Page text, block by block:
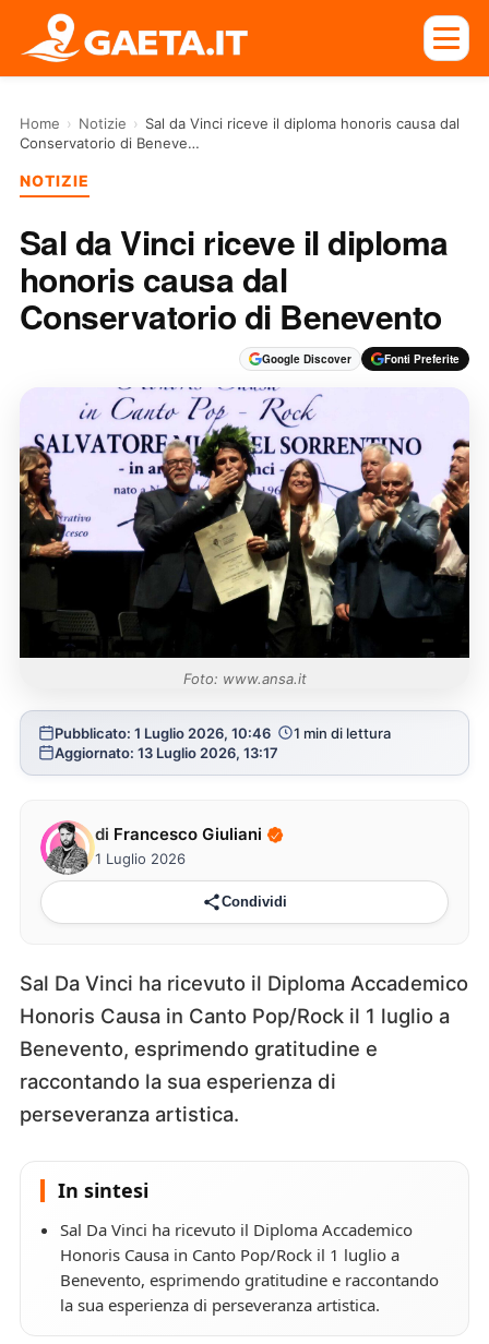
Home › Notizie › Sal da Vinci riceve il diploma honoris causa dal
Conservatorio di Beneve…
NOTIZIE
Sal da Vinci riceve il diploma
honoris causa dal
Conservatorio di Benevento
Google Discover Fonti Preferite
Foto: www.ansa.it
Pubblicato: 1 Luglio 2026, 10:46
1 min di lettura
Aggiornato: 13 Luglio 2026, 13:17
di Francesco Giuliani
1 Luglio 2026
Condividi
Sal Da Vinci ha ricevuto il Diploma Accademico
Honoris Causa in Canto Pop/Rock il 1 luglio a
Benevento, esprimendo gratitudine e
raccontando la sua esperienza di
perseveranza artistica.
In sintesi
Sal Da Vinci ha ricevuto il Diploma Accademico
Honoris Causa in Canto Pop/Rock il 1 luglio a
Benevento, esprimendo gratitudine e raccontando
la sua esperienza di perseveranza artistica.